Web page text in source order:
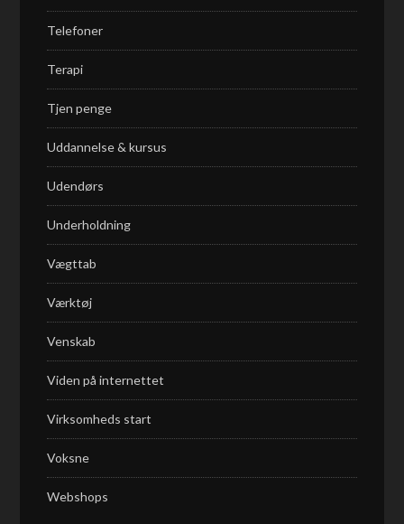
Telefoner
Terapi
Tjen penge
Uddannelse & kursus
Udendørs
Underholdning
Vægttab
Værktøj
Venskab
Viden på internettet
Virksomheds start
Voksne
Webshops